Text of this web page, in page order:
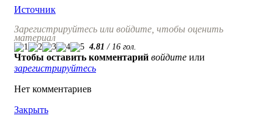
Источник
Зарегистрируйтесь или войдите, чтобы оценить
материал
4.81 / 16 гол.
Чтобы оставить комментарий войдите или
зарегистрируйтесь
Нет комментариев
Закрыть